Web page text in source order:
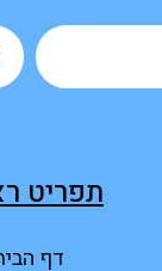
תפריט
דף